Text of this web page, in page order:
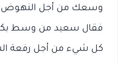
وسعك من أجل النهوض
فقال سعيد من وسط
كل شيء من أجل رفعة